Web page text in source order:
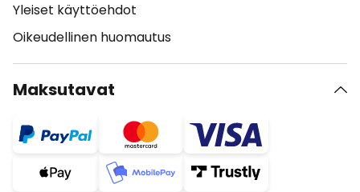
Yleiset käyttöehdot
Oikeudellinen huomautus
Maksutavat